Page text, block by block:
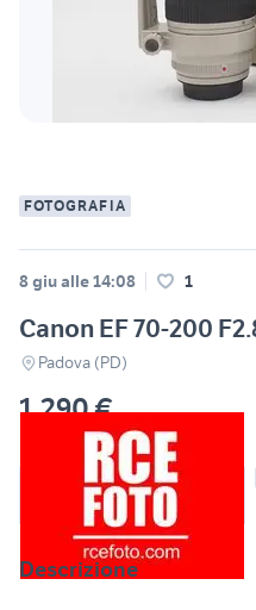
FOTOGRAFIA
8 giu alle 14:08 1
Canon EF 70-200
Padova (PD)
1.290 €
Descrizione